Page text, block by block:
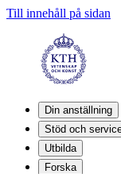
Till innehåll på sidan
Din anställning
Stöd och
Utbilda
Forska